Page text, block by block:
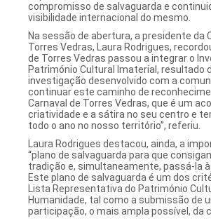
compromisso de salvaguarda e
visibilidade internacional do mesmo.
Na sessão de abertura, a presidente da
Torres Vedras, Laura Rodrigues,
de Torres Vedras passou a integrar o
Património Cultural Imaterial, resultado
investigação desenvolvido com a
continuar este caminho de
Carnaval de Torres Vedras, que é um
criatividade e a sátira no seu centro e
todo o ano no nosso território”, referiu.
Laura Rodrigues destacou, ainda, a
“plano de salvaguarda para que
tradição e, simultaneamente, passá-la
Este plano de salvaguarda é um dos
Lista Representativa do Património
Humanidade, tal como a submissão de
participação, o mais ampla possível, da